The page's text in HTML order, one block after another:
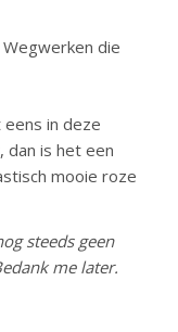
die
in deze
dan is het een
mooie roze
steeds geen
me later.